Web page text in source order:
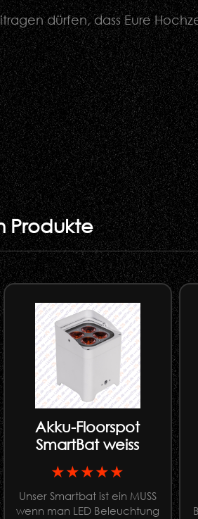
dürfen, dass Eure
Produkte
Akku-Floorspot
SmartBat weiss
★★★★★
Unser Smartbat ist ein MUSS
wenn man LED Beleuchtung